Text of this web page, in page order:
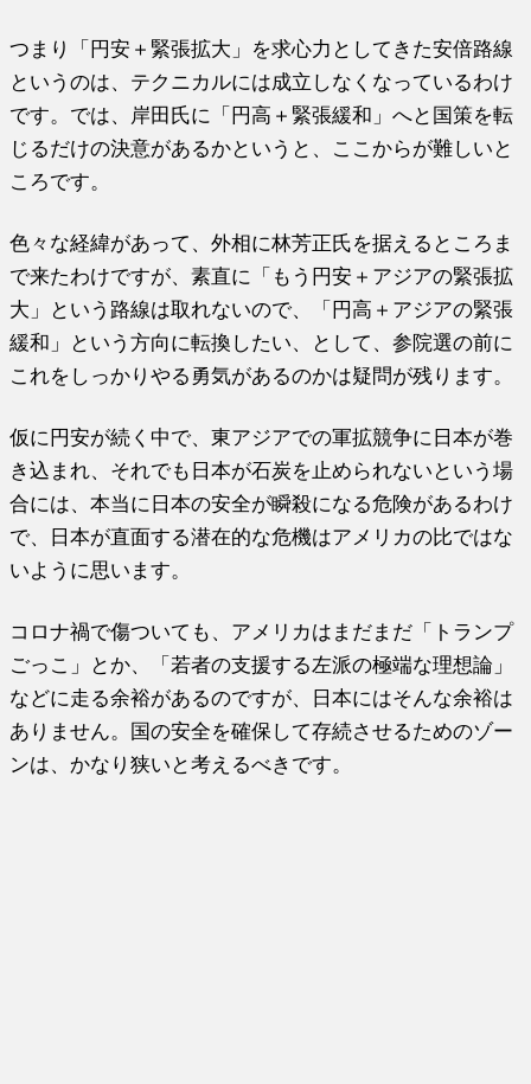
つまり「円安＋緊張拡大」を求心力としてきた安倍路線
というのは、テクニカルには成立しなくなっているわけ
です。では、岸田氏に「円高＋緊張緩和」へと国策を転
じるだけの決意があるかというと、ここからが難しいと
ころです。
色々な経緯があって、外相に林芳正氏を据えるところま
で来たわけですが、素直に「もう円安＋アジアの緊張拡
大」という路線は取れないので、「円高＋アジアの緊張
緩和」という方向に転換したい、として、参院選の前に
これをしっかりやる勇気があるのかは疑問が残ります。
仮に円安が続く中で、東アジアでの軍拡競争に日本が巻
き込まれ、それでも日本が石炭を止められないという場
合には、本当に日本の安全が瞬殺になる危険があるわけ
で、日本が直面する潜在的な危機はアメリカの比ではな
いように思います。
コロナ禍で傷ついても、アメリカはまだまだ「トランプ
ごっこ」とか、「若者の支援する左派の極端な理想論」
などに走る余裕があるのですが、日本にはそんな余裕は
ありません。国の安全を確保して存続させるためのゾー
ンは、かなり狭いと考えるべきです。